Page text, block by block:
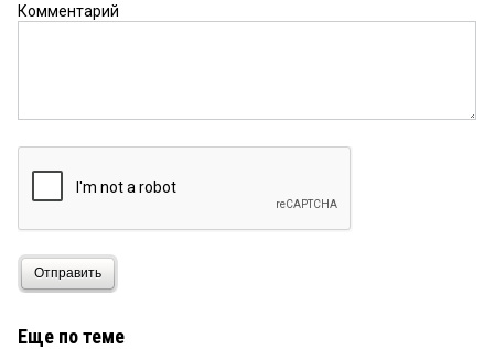
Комментарий
Отправить
Еще по теме